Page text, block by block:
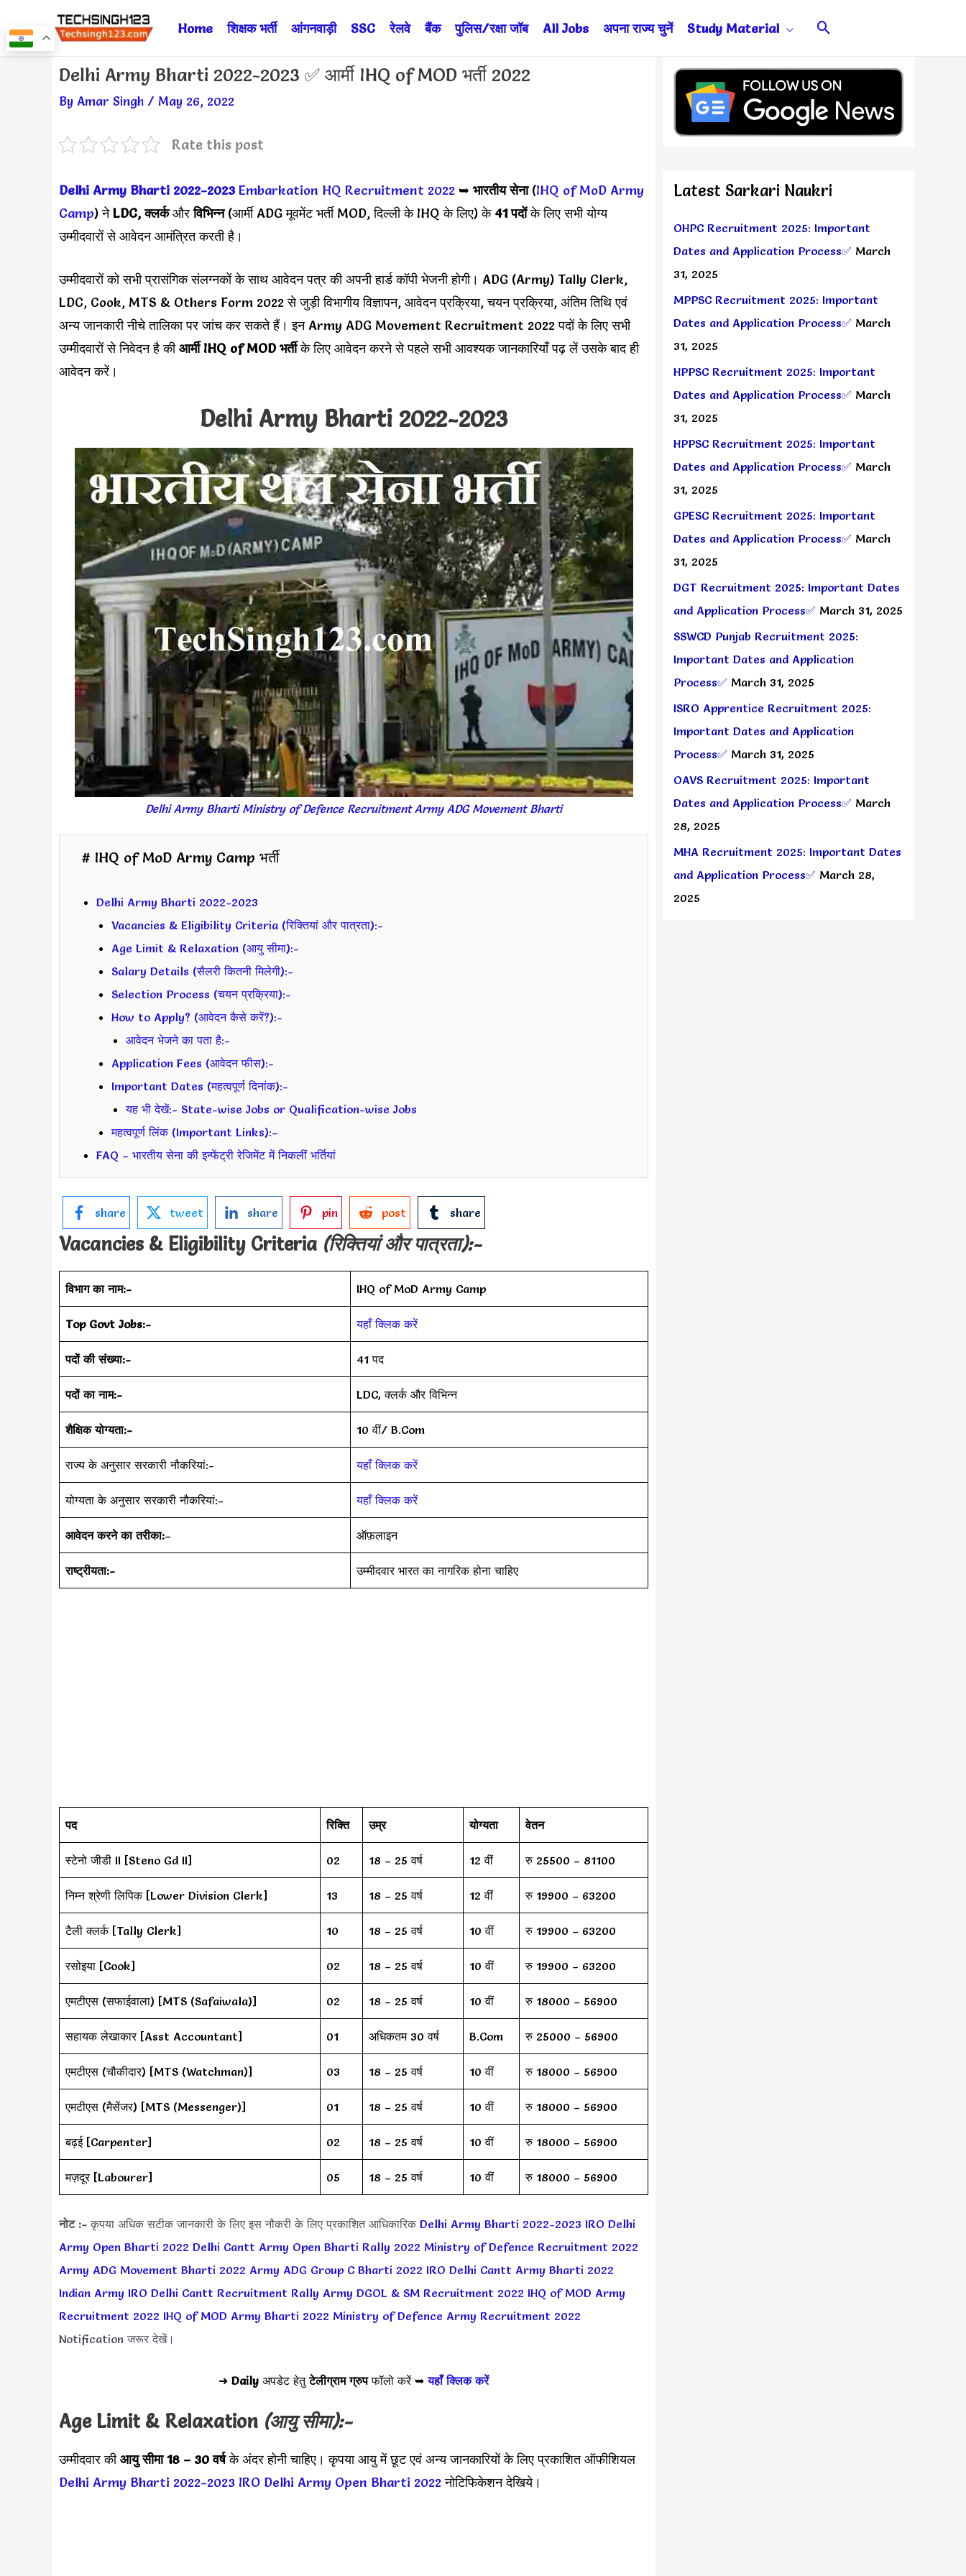
to
Home शिक्षक भर्ती आंगनवाड़ी SSC रेलवे बैंक पुलिस/रक्षा जॉब All Jobs अपना राज्य चुनें Study Material Search
Delhi Army Bharti 2022-2023 ✅ आर्मी IHQ of MOD भर्ती 2022
By Amar Singh / May 26, 2022
Rate this post
Delhi Army Bharti 2022-2023 Embarkation HQ Recruitment 2022 ➥ भारतीय सेना(IHQ of MoD Army
Camp) नेLDC, क्लर्कऔरविभिन्न(आर्मी ADG मूवमेंट भर्ती MOD, दिल्ली के IHQ के लिए) के41 पदोंके लिए सभी योग्य
उम्मीदवारों से आवेदन आमंत्रित करती है।
उम्मीदवारों को सभी प्रासंगिक संलग्नकों के साथ आवेदन पत्र की अपनी हार्ड कॉपी भेजनी होगी। ADG (Army) Tally Clerk,
LDC, Cook, MTS & Others Form 2022 से जुड़ी विभागीय विज्ञापन, आवेदन प्रक्रिया, चयन प्रक्रिया, अंतिम तिथि एवं
अन्य जानकारी नीचे तालिका पर जांच कर सकते हैं। इन Army ADG Movement Recruitment 2022 पदों के लिए सभी
उम्मीदवारों से निवेदन है कीआर्मी IHQ of MOD भर्तीके लिए आवेदन करने से पहले सभी आवश्यक जानकारियाँ पढ़ लें उसके बाद ही
आवेदन करें।
Delhi Army Bharti 2022-2023
Delhi Army Bharti Ministry of Defence Recruitment Army ADG Movement Bharti
# IHQ of MoD Army Camp भर्ती
Delhi Army Bharti 2022-2023
Vacancies & Eligibility Criteria (रिक्तियां और पात्रता):-
Age Limit & Relaxation (आयु सीमा):-
Salary Details (सैलरी कितनी मिलेगी):-
Selection Process (चयन प्रक्रिया):-
How to Apply? (आवेदन कैसे करें?):-
आवेदन भेजने का पता है:-
Application Fees (आवेदन फीस):-
Important Dates (महत्वपूर्ण दिनांक):-
यह भी देखें:- State-wise Jobs or Qualification-wise Jobs
महत्वपूर्ण लिंक (Important Links):–
FAQ – भारतीय सेना की इन्फेंट्री रेजिमेंट में निकलीं भर्तियां
share tweet share pin post share
Vacancies & Eligibility Criteria (रिक्तियां और पात्रता):-
विभाग का नाम:- IHQ of MoD Army Camp
Top Govt Jobs:- यहाँ क्लिक करें
पदों की संख्या:- 41 पद
पदों का नाम:- LDC, क्लर्क और विभिन्न
शैक्षिक योग्यता:- 10 वीं/ B.Com
राज्य के अनुसार सरकारी नौकरियां:- यहाँ क्लिक करें
योग्यता के अनुसार सरकारी नौकरियां:- यहाँ क्लिक करें
आवेदन करने का तरीका:– ऑफ़लाइन
राष्ट्रीयता:- उम्मीदवार भारत का नागरिक होना चाहिए
पद रिक्ति उम्र योग्यता वेतन
स्टेनो जीडी II [Steno Gd II] 02 18 – 25 वर्ष 12 वीं रु 25500 – 81100
निम्न श्रेणी लिपिक [Lower Division Clerk] 13 18 – 25 वर्ष 12 वीं रु 19900 – 63200
टैली क्लर्क [Tally Clerk] 10 18 – 25 वर्ष 10 वीं रु 19900 – 63200
रसोइया [Cook] 02 18 – 25 वर्ष 10 वीं रु 19900 – 63200
एमटीएस (सफाईवाला) [MTS (Safaiwala)] 02 18 – 25 वर्ष 10 वीं रु 18000 – 56900
सहायक लेखाकार [Asst Accountant] 01 अधिकतम 30 वर्ष B.Com रु 25000 – 56900
एमटीएस (चौकीदार) [MTS (Watchman)] 03 18 – 25 वर्ष 10 वीं रु 18000 – 56900
एमटीएस (मैसेंजर) [MTS (Messenger)] 01 18 – 25 वर्ष 10 वीं रु 18000 – 56900
बढ़ई [Carpenter] 02 18 – 25 वर्ष 10 वीं रु 18000 – 56900
मज़दूर [Labourer] 05 18 – 25 वर्ष 10 वीं रु 18000 – 56900
नोट :- कृपया अधिक सटीक जानकारी के लिए इस नौकरी के लिए प्रकाशित आधिकारिक Delhi Army Bharti 2022-2023 IRO Delhi
Army Open Bharti 2022 Delhi Cantt Army Open Bharti Rally 2022 Ministry of Defence Recruitment 2022
Army ADG Movement Bharti 2022 Army ADG Group C Bharti 2022 IRO Delhi Cantt Army Bharti 2022
Indian Army IRO Delhi Cantt Recruitment Rally Army DGOL & SM Recruitment 2022 IHQ of MOD Army
Recruitment 2022 IHQ of MOD Army Bharti 2022 Ministry of Defence Army Recruitment 2022
Notification जरूर देखें।
➜ Daily अपडेट हेतुटेलीग्राम ग्रुपफॉलो करें ➥यहाँ क्लिक करें
Age Limit & Relaxation (आयु सीमा):-
उम्मीदवार कीआयु सीमा 18 – 30 वर्षके अंदर होनी चाहिए। कृपया आयु में छूट एवं अन्य जानकारियों के लिए प्रकाशित ऑफीशियल
Delhi Army Bharti 2022-2023 IRO Delhi Army Open Bharti 2022नोटिफिकेशन देखिये।
Post
Latest Sarkari Naukri
OHPC Recruitment 2025: Important
Dates and Application Process✅ March
31, 2025
MPPSC Recruitment 2025: Important
Dates and Application Process✅ March
31, 2025
HPPSC Recruitment 2025: Important
Dates and Application Process✅ March
31, 2025
HPPSC Recruitment 2025: Important
Dates and Application Process✅ March
31, 2025
GPESC Recruitment 2025: Important
Dates and Application Process✅ March
31, 2025
DGT Recruitment 2025: Important Dates
and Application Process✅ March 31, 2025
SSWCD Punjab Recruitment 2025:
Important Dates and Application
Process✅ March 31, 2025
ISRO Apprentice Recruitment 2025:
Important Dates and Application
Process✅ March 31, 2025
OAVS Recruitment 2025: Important
Dates and Application Process✅ March
28, 2025
MHA Recruitment 2025: Important Dates
and Application Process✅ March 28,
2025